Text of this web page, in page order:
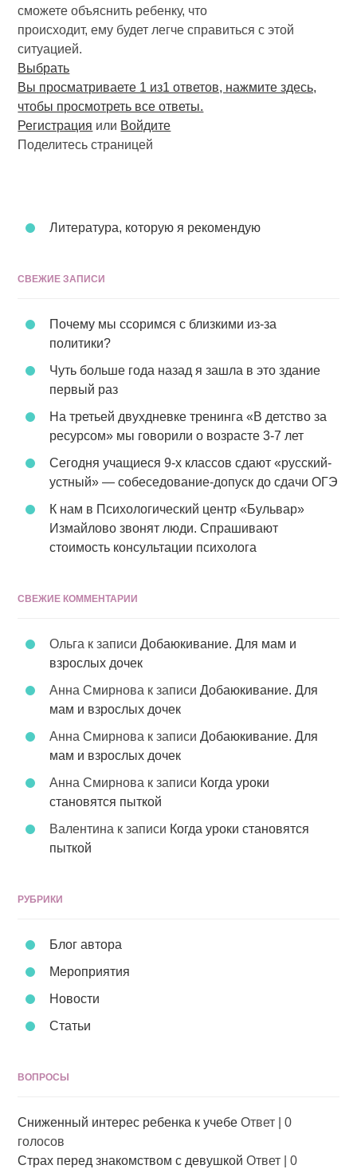
сможете объяснить ребенку, что
происходит, ему будет легче справиться с этой
ситуацией.
Выбрать
Вы просматриваете 1 из1 ответов, нажмите здесь,
чтобы просмотреть все ответы.
Регистрация или Войдите
Поделитесь страницей
Литература, которую я рекомендую
СВЕЖИЕ ЗАПИСИ
Почему мы ссоримся с близкими из-за
политики?
Чуть больше года назад я зашла в это здание
первый раз
На третьей двухдневке тренинга «В детство за
ресурсом» мы говорили о возрасте 3-7 лет
Сегодня учащиеся 9-х классов сдают «русский-
устный» — собеседование-допуск до сдачи ОГЭ
К нам в Психологический центр «Бульвар»
Измайлово звонят люди. Спрашивают
стоимость консультации психолога
СВЕЖИЕ КОММЕНТАРИИ
Ольга к записиДобаюкивание. Для мам и
взрослых дочек
Анна Смирнова к записиДобаюкивание. Для
мам и взрослых дочек
Анна Смирнова к записиДобаюкивание. Для
мам и взрослых дочек
Анна Смирнова к записи Когда уроки
становятся пыткой
Валентина к записи Когда уроки становятся
пыткой
РУБРИКИ
Блог автора
Мероприятия
Новости
Статьи
ВОПРОСЫ
Сниженный интерес ребенка к учебе Ответ |0
голосов
Страх перед знакомством с девушкой Ответ |0